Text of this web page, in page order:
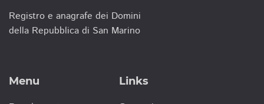
Registro e anagrafe dei Domini
della Repubblica di San Marino
Menu Links